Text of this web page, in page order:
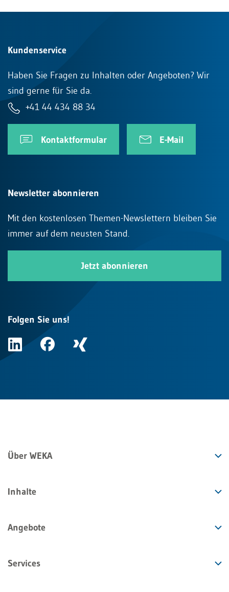
Kundenservice
Haben Sie Fragen zu Inhalten oder Angeboten? Wir
sind gerne für Sie da.
+41 44 434 88 34
Kontaktformular E-Mail
Newsletter abonnieren
Mit den kostenlosen Themen-Newslettern bleiben Sie
immer auf dem neusten Stand.
Jetzt abonnieren
Folgen Sie uns!
Über WEKA
Inhalte
Angebote
Services